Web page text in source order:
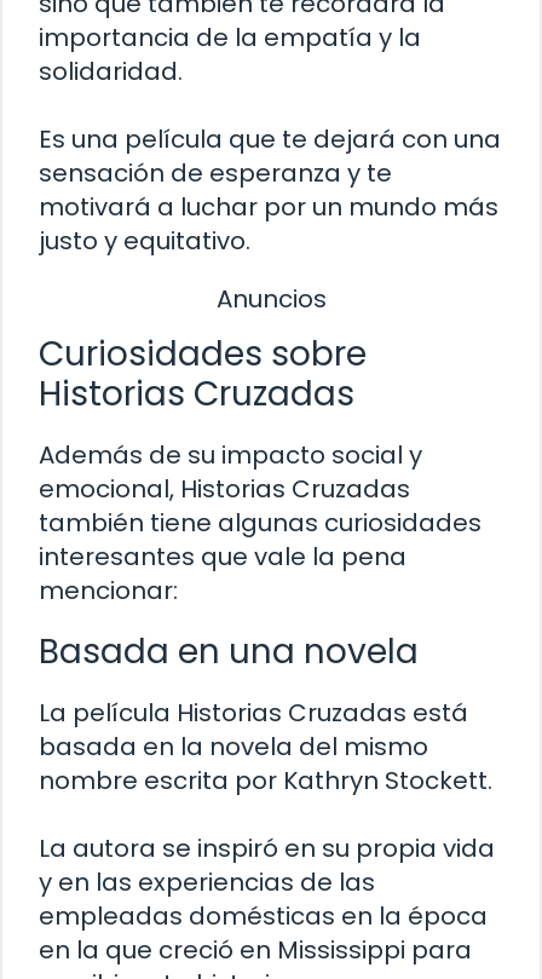
importancia de la empatía y la
solidaridad.
Es una película que te dejará con una
sensación de esperanza y te
motivará a luchar por un mundo más
justo y equitativo.
Anuncios
Curiosidades sobre
Historias Cruzadas
Además de su impacto social y
emocional, Historias Cruzadas
también tiene algunas curiosidades
interesantes que vale la pena
mencionar:
Basada en una novela
La película Historias Cruzadas está
basada en la novela del mismo
nombre escrita por Kathryn Stockett.
La autora se inspiró en su propia vida
y en las experiencias de las
empleadas domésticas en la época
en la que creció en Mississippi para